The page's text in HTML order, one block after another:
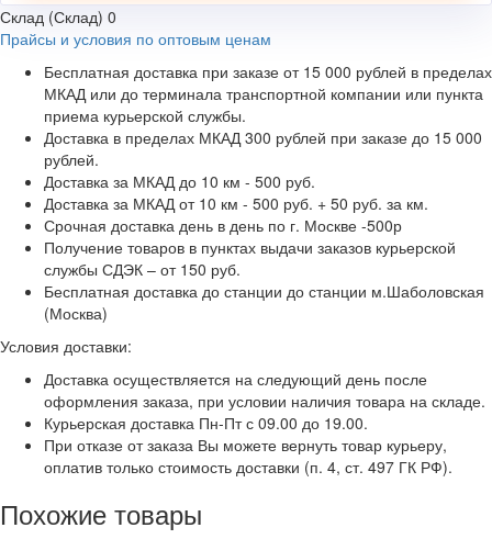
Склад (Склад) 0
Прайсы и условия по оптовым ценам
Бесплатная доставка при заказе от 15 000 рублей в пределах
МКАД или до терминала транспортной компании или пункта
приема курьерской службы.
Доставка в пределах МКАД 300 рублей при заказе до 15 000
рублей.
Доставка за МКАД до 10 км - 500 руб.
Доставка за МКАД от 10 км - 500 руб. + 50 руб. за км.
Срочная доставка день в день по г. Москве -500р
Получение товаров в пунктах выдачи заказов курьерской
службы СДЭК – от 150 руб.
Бесплатная доставка до станции до станции м.Шаболовская
(Москва)
Условия доставки:
Доставка осуществляется на следующий день после
оформления заказа, при условии наличия товара на складе.
Курьерская доставка Пн-Пт с 09.00 до 19.00.
При отказе от заказа Вы можете вернуть товар курьеру,
оплатив только стоимость доставки (п. 4, ст. 497 ГК РФ).
Похожие товары